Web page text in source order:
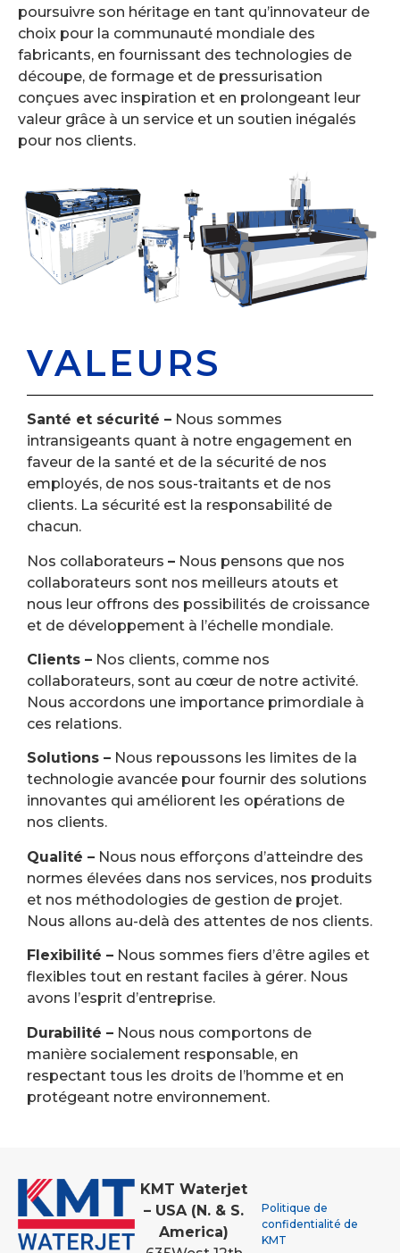
poursuivre son héritage en tant qu’innovateur de
choix pour la communauté mondiale des
fabricants, en fournissant des technologies de
découpe, de formage et de pressurisation
conçues avec inspiration et en prolongeant leur
valeur grâce à un service et un soutien inégalés
pour nos clients.
VALEURS
Santé et sécurité – Nous sommes
intransigeants quant à notre engagement en
faveur de la santé et de la sécurité de nos
employés, de nos sous-traitants et de nos
clients. La sécurité est la responsabilité de
chacun.
Nos collaborateurs – Nous pensons que nos
collaborateurs sont nos meilleurs atouts et
nous leur offrons des possibilités de croissance
et de développement à l’échelle mondiale.
Clients – Nos clients, comme nos
collaborateurs, sont au cœur de notre activité.
Nous accordons une importance primordiale à
ces relations.
Solutions – Nous repoussons les limites de la
technologie avancée pour fournir des solutions
innovantes qui améliorent les opérations de
nos clients.
Qualité – Nous nous efforçons d’atteindre des
normes élevées dans nos services, nos produits
et nos méthodologies de gestion de projet.
Nous allons au-delà des attentes de nos clients.
Flexibilité – Nous sommes fiers d’être agiles et
flexibles tout en restant faciles à gérer. Nous
avons l’esprit d’entreprise.
Durabilité – Nous nous comportons de
manière socialement responsable, en
respectant tous les droits de l’homme et en
protégeant notre environnement.
KMT Waterjet
– USA (N. & S.
America)
Politique de
confidentialité de
KMT